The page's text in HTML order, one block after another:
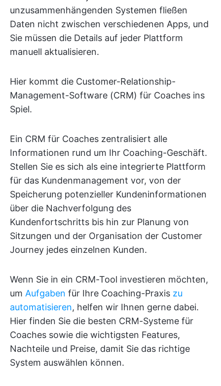
unzusammenhängenden Systemen fließen
Daten nicht zwischen verschiedenen Apps, und
Sie müssen die Details auf jeder Plattform
manuell aktualisieren.
Hier kommt die Customer-Relationship-
Management-Software (CRM) für Coaches ins
Spiel.
Ein CRM für Coaches zentralisiert alle
Informationen rund um Ihr Coaching-Geschäft.
Stellen Sie es sich als eine integrierte Plattform
für das Kundenmanagement vor, von der
Speicherung potenzieller Kundeninformationen
über die Nachverfolgung des
Kundenfortschritts bis hin zur Planung von
Sitzungen und der Organisation der Customer
Journey jedes einzelnen Kunden.
Wenn Sie in ein CRM-Tool investieren möchten,
um Aufgaben für Ihre Coaching-Praxis zu
automatisieren, helfen wir Ihnen gerne dabei.
Hier finden Sie die besten CRM-Systeme für
Coaches sowie die wichtigsten Features,
Nachteile und Preise, damit Sie das richtige
System auswählen können.